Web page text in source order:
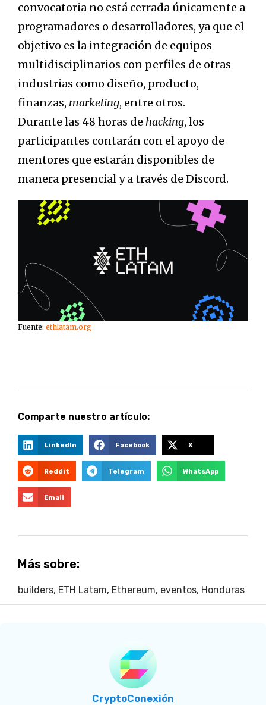
convocatoria no está cerrada únicamente a
programadores o desarrolladores, ya que el
objetivo es la integración de equipos
multidisciplinarios con perfiles de otras
industrias como diseño, producto,
finanzas, marketing, entre otros.
Durante las 48 horas de hacking, los
participantes contarán con el apoyo de
mentores que estarán disponibles de
manera presencial y a través de Discord.
Fuente: ethlatam.org
Comparte nuestro artículo:
LinkedIn Facebook X
Reddit Telegram WhatsApp
Email
Más sobre:
builders, ETH Latam, Ethereum, eventos, Honduras
CryptoConexión